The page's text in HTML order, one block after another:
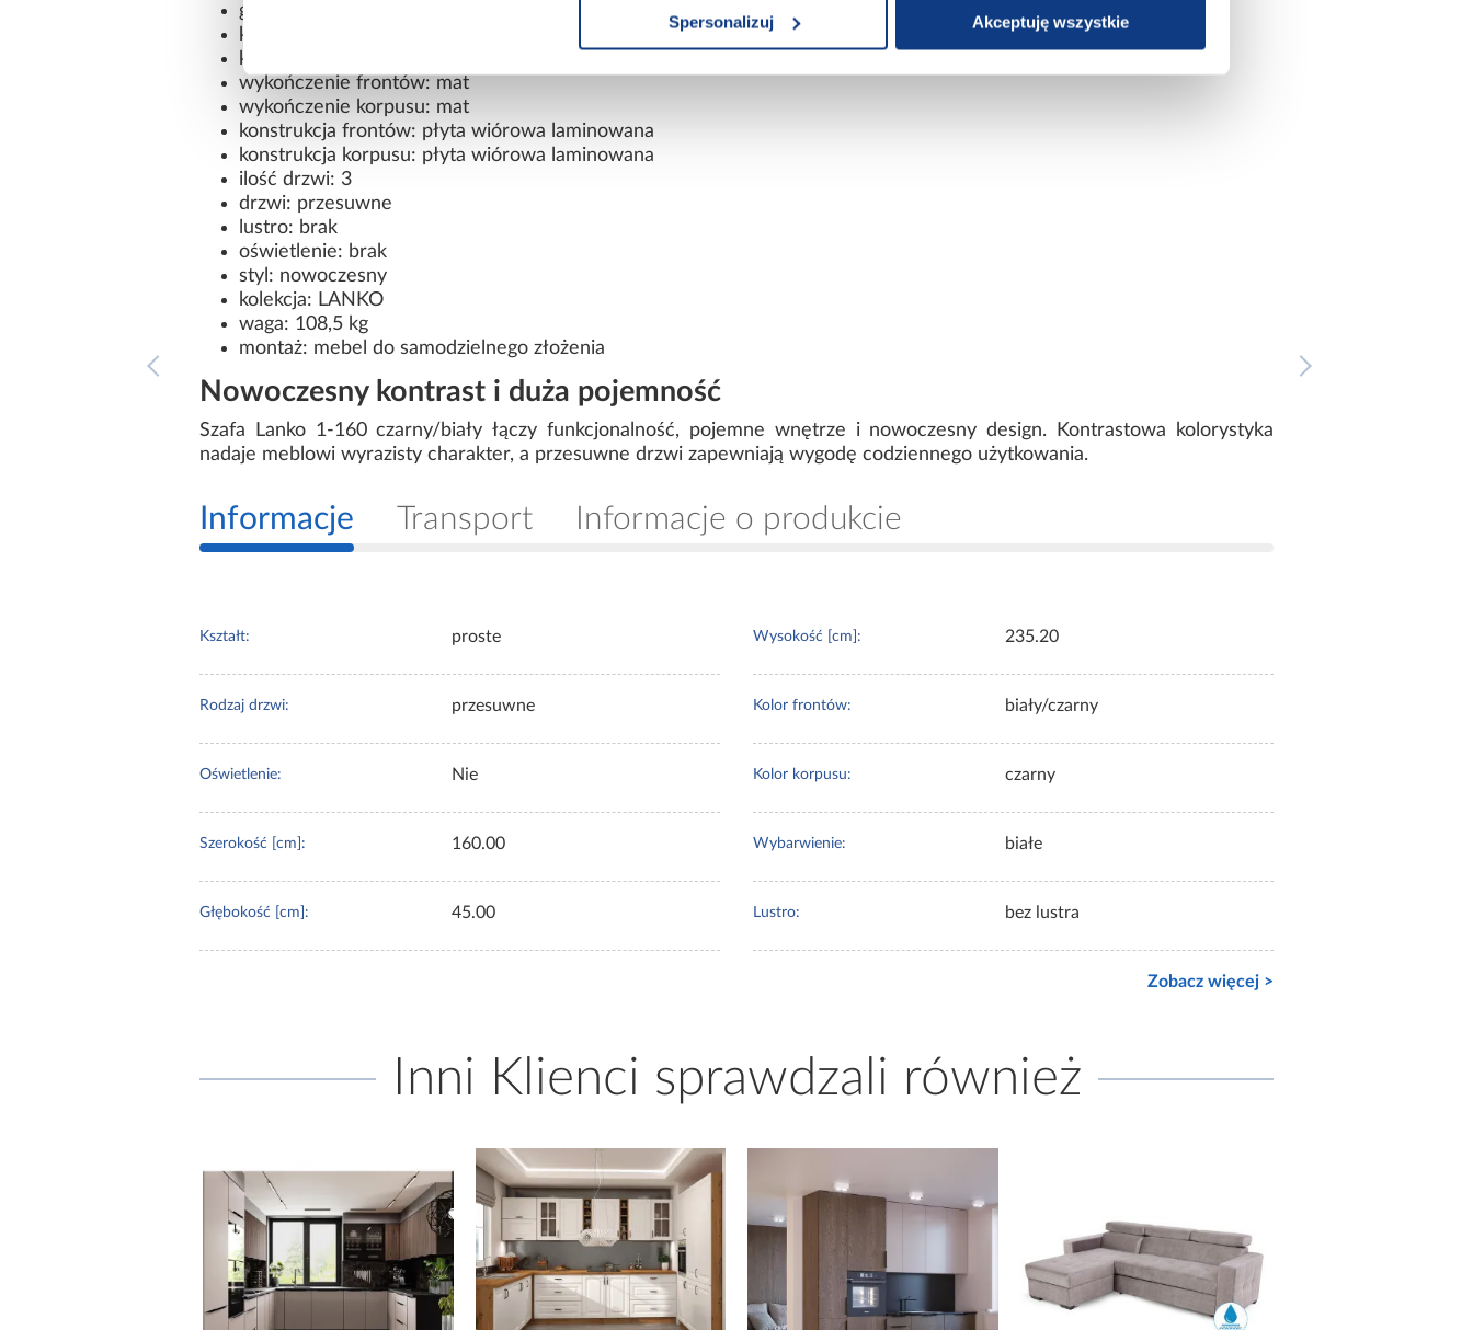
Spersonalizuj Akceptuję wszystkie
głębokość: 45 cm
kolor frontów: biały/czarny
kolor korpusu: czarny
wykończenie frontów: mat
wykończenie korpusu: mat
konstrukcja frontów: płyta wiórowa laminowana
konstrukcja korpusu: płyta wiórowa laminowana
ilość drzwi: 3
drzwi: przesuwne
lustro: brak
oświetlenie: brak
styl: nowoczesny
kolekcja: LANKO
waga: 108,5 kg
montaż: mebel do samodzielnego złożenia
Nowoczesny kontrast i duża pojemność
Szafa Lanko 1-160 czarny/biały łączy funkcjonalność, pojemne wnętrze i nowoczesny design. Kontrastowa kolorystyka
nadaje meblowi wyrazisty charakter, a przesuwne drzwi zapewniają wygodę codziennego użytkowania.
Informacje Transport Informacje o produkcie
Kształt: proste
Rodzaj drzwi: przesuwne
Oświetlenie: Nie
Szerokość [cm]: 160.00
Głębokość [cm]: 45.00
Wysokość [cm]: 235.20
Kolor frontów: biały/czarny
Kolor korpusu: czarny
Wybarwienie: białe
Lustro: bez lustra
Zobacz więcej >
Inni Klienci sprawdzali również